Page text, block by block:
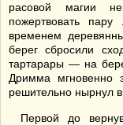
расовой магии
пожертвовать
временем
берег сбросили
тартарары — на
Дримма мгновенно
решительно нырнул в
Первой до